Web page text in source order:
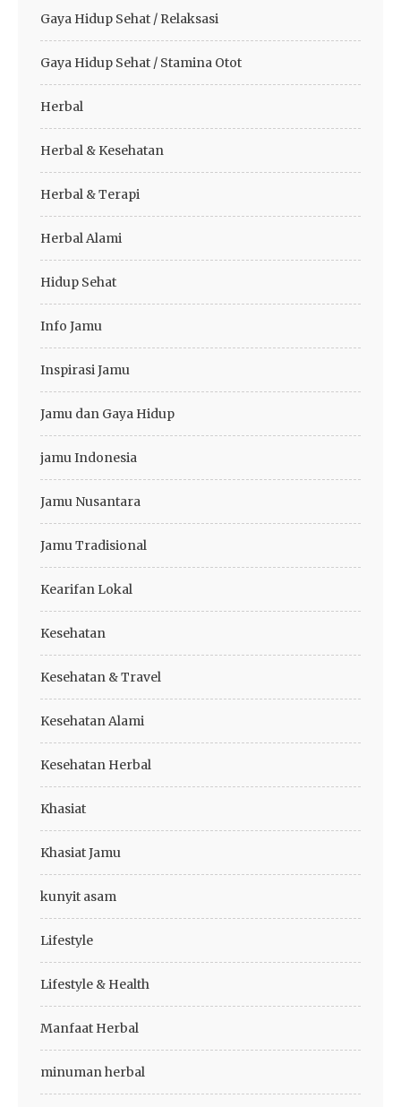
Gaya Hidup Sehat / Relaksasi
Gaya Hidup Sehat / Stamina Otot
Herbal
Herbal & Kesehatan
Herbal & Terapi
Herbal Alami
Hidup Sehat
Info Jamu
Inspirasi Jamu
Jamu dan Gaya Hidup
jamu Indonesia
Jamu Nusantara
Jamu Tradisional
Kearifan Lokal
Kesehatan
Kesehatan & Travel
Kesehatan Alami
Kesehatan Herbal
Khasiat
Khasiat Jamu
kunyit asam
Lifestyle
Lifestyle & Health
Manfaat Herbal
minuman herbal